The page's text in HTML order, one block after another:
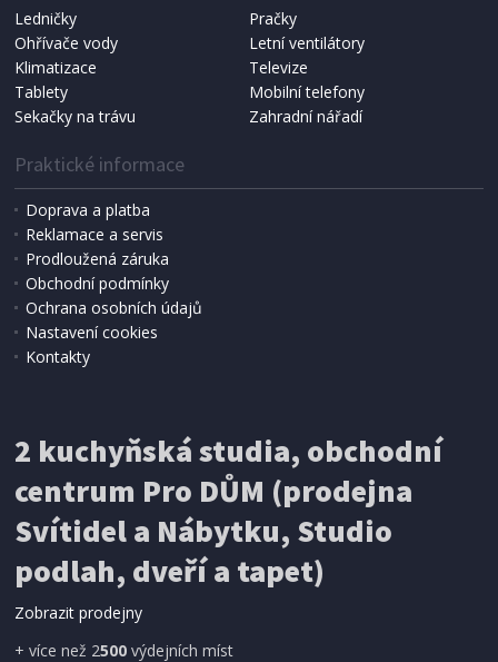
NÁHRADNÍ SÁČKY DO VYSAVAČE
Koma KRA-SB02S (Multi Bag, S-BAG SMS)
199 Kč Přidat do košíku
SÍŤ PROTI HMYZU
ProGarden KO-CY5910600 Síť proti hmyzu do
dveří magnetická 210 x 100 cm
Ledničky
Pračky
Ohřívače vody
Letní ventilátory
Klimatizace
Televize
Tablety
Mobilní telefony
Sekačky na trávu
Zahradní nářadí
Praktické informace
Doprava a platba
Reklamace a servis
Prodloužená záruka
Obchodní podmínky
Ochrana osobních údajů
Nastavení cookies
Kontakty
2 kuchyňská studia, obchodní
centrum Pro DŮM (prodejna
Svítidel a Nábytku, Studio
podlah, dveří a tapet)
Zobrazit prodejny
+ více než 2500 výdejních míst